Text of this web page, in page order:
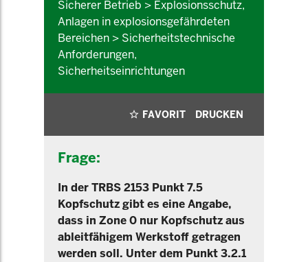
Sicherer Betrieb > Explosionsschutz,
Anlagen in explosionsgefährdeten
Bereichen > Sicherheitstechnische
Anforderungen,
Sicherheitseinrichtungen
FAVORIT DRUCKEN
Frage:
In der TRBS 2153 Punkt 7.5
Kopfschutz gibt es eine Angabe,
dass in Zone 0 nur Kopfschutz aus
ableitfähigem Werkstoff getragen
werden soll. Unter dem Punkt 3.2.1